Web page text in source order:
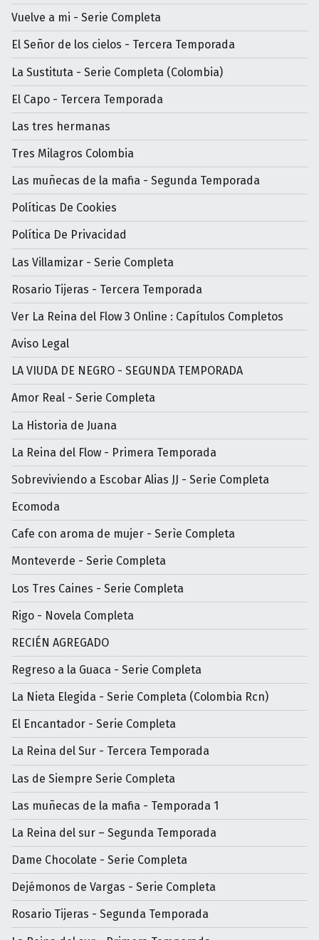
Vuelve a mi - Serie Completa
El Señor de los cielos - Tercera Temporada
La Sustituta - Serie Completa (Colombia)
El Capo - Tercera Temporada
Las tres hermanas
Tres Milagros Colombia
Las muñecas de la mafia - Segunda Temporada
Políticas De Cookies
Política De Privacidad
Las Villamizar - Serie Completa
Rosario Tijeras - Tercera Temporada
Ver La Reina del Flow 3 Online : Capítulos Completos
Aviso Legal
LA VIUDA DE NEGRO - SEGUNDA TEMPORADA
Amor Real - Serie Completa
La Historia de Juana
La Reina del Flow - Primera Temporada
Sobreviviendo a Escobar Alias JJ - Serie Completa
Ecomoda
Cafe con aroma de mujer - Serìe Completa
Monteverde - Serie Completa
Los Tres Caines - Serie Completa
Rigo - Novela Completa
RECIÉN AGREGADO
Regreso a la Guaca - Serie Completa
La Nieta Elegida - Serie Completa (Colombia Rcn)
El Encantador - Serie Completa
La Reina del Sur - Tercera Temporada
Las de Siempre Serie Completa
Las muñecas de la mafia - Temporada 1
La Reina del sur – Segunda Temporada
Dame Chocolate - Serie Completa
Dejémonos de Vargas - Serie Completa
Rosario Tijeras - Segunda Temporada